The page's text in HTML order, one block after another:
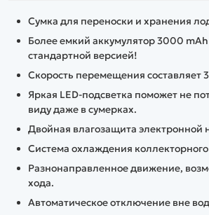
Cумка для переноски и хранения
Более емкий аккумулятор 3000
стандартной версией!
Скорость перемещения составляет
Яркая LED-подсветка поможет не
виду даже в сумерках.
Двойная влагозащита электронной
Система охлаждения
Разнонаправленное движение,
хода.
Автоматическое отключение вне